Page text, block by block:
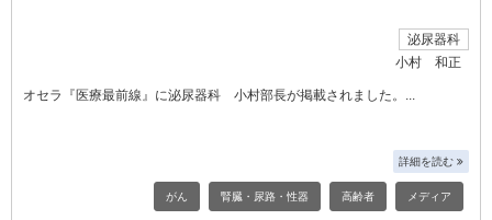
泌尿器科
小村 和正
オセラ『医療最前線』に泌尿器科 小村部長が掲載されました。
詳細を読む
がん 腎臓・尿路・性器 高齢者 メディア